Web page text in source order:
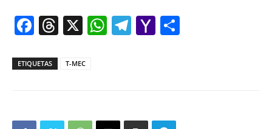
Facebook
Threads
X WhatsApp
Telegram
Yahoo
ETIQUETAS T-MEC